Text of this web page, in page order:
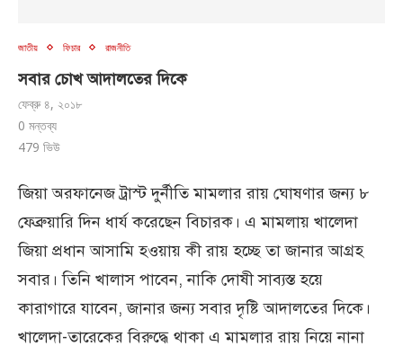
জাতীয় ফিচার রাজনীতি
সবার চোখ আদালতের দিকে
ফেব্রু ৪, ২০১৮
0 মন্তব্য
479 ভিউ
জিয়া অরফানেজ ট্রাস্ট দুর্নীতি মামলার রায় ঘোষণার জন্য ৮
ফেব্রুয়ারি দিন ধার্য করেছেন বিচারক। এ মামলায় খালেদা
জিয়া প্রধান আসামি হওয়ায় কী রায় হচ্ছে তা জানার আগ্রহ
সবার। তিনি খালাস পাবেন, নাকি দোষী সাব্যস্ত হয়ে
কারাগারে যাবেন, জানার জন্য সবার দৃষ্টি আদালতের দিকে।
খালেদা-তারেকের বিরুদ্ধে থাকা এ মামলার রায় নিয়ে নানা